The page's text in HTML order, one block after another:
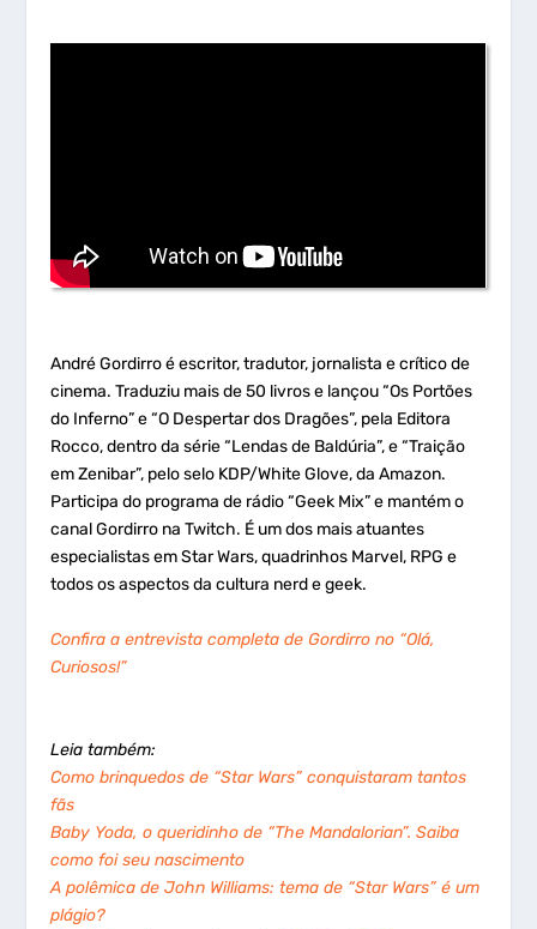
André Gordirro é escritor, tradutor, jornalista e crítico de
cinema. Traduziu mais de 50 livros e lançou “Os Portões
do Inferno” e “O Despertar dos Dragões”, pela Editora
Rocco, dentro da série “Lendas de Baldúria”, e “Traição
em Zenibar”, pelo selo KDP/White Glove, da Amazon.
Participa do programa de rádio “Geek Mix” e mantém o
canal Gordirro na Twitch. É um dos mais atuantes
especialistas em Star Wars, quadrinhos Marvel, RPG e
todos os aspectos da cultura nerd e geek.
Confira a entrevista completa de Gordirro no “Olá,
Curiosos!”
Leia também:
Como brinquedos de “Star Wars” conquistaram tantos
fãs
Baby Yoda, o queridinho de “The Mandalorian”. Saiba
como foi seu nascimento
A polêmica de John Williams: tema de “Star Wars” é um
plágio?